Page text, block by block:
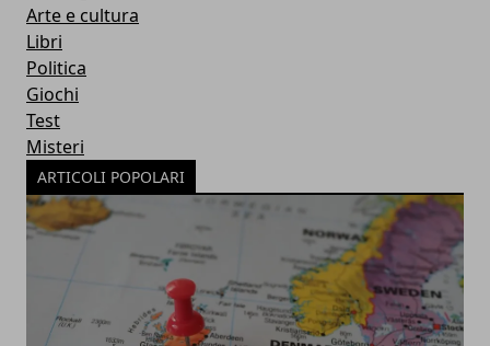
Arte e cultura
Libri
Politica
Giochi
Test
Misteri
ARTICOLI POPOLARI